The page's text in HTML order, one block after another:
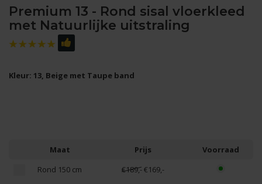
Premium 13 - Rond sisal vloerkleed
met Natuurlijke uitstraling
Kleur: 13, Beige met Taupe band
Maat Prijs
Voorraad
Rond 150 cm
€189,-€169,-